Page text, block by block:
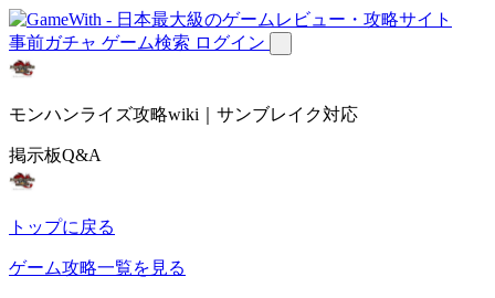
事前ガチャ ゲーム検索 ログイン
モンハンライズ攻略wiki｜サンブレイク対応
掲示板Q&A
トップに戻る
ゲーム攻略一覧を見る